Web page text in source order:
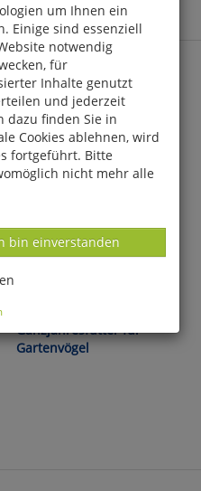
Ganzjahresfutter für
Gartenvögel
um Ihnen ein
Einige sind essenziell
notwendig
für
Inhalte genutzt
und jederzeit
dazu finden Sie in
Cookies ablehnen, wird
fortgeführt. Bitte
nicht mehr alle
-
bin einverstanden
notwendigen Cookies